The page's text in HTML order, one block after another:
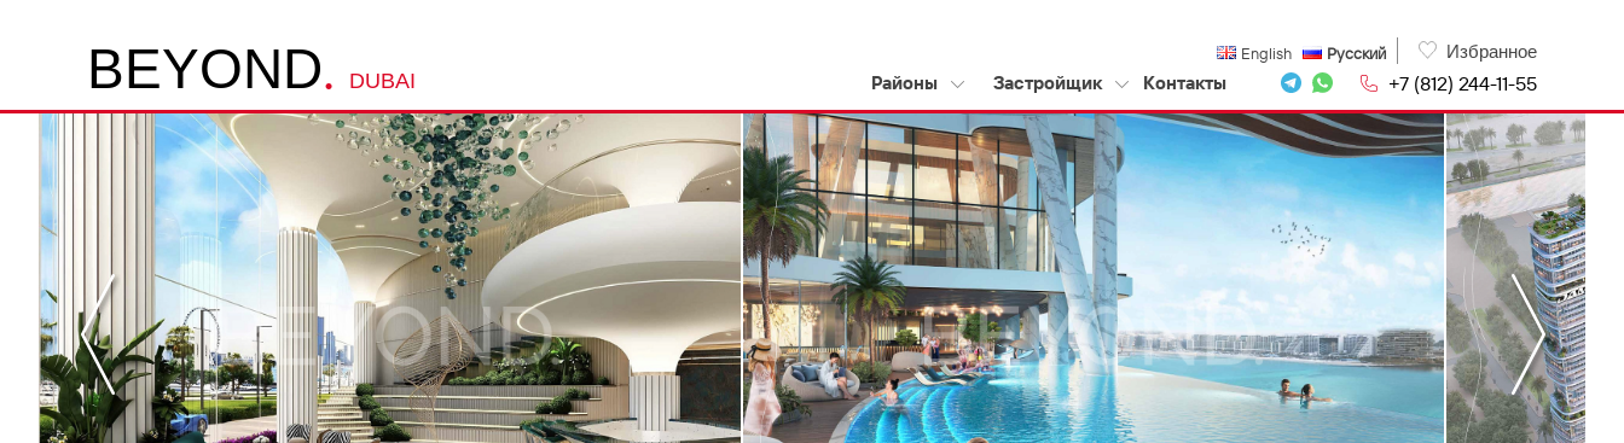
BEYOND. DUBAI
English Русский Избранное
Районы Застройщик Контакты +7 (812) 244-11-55